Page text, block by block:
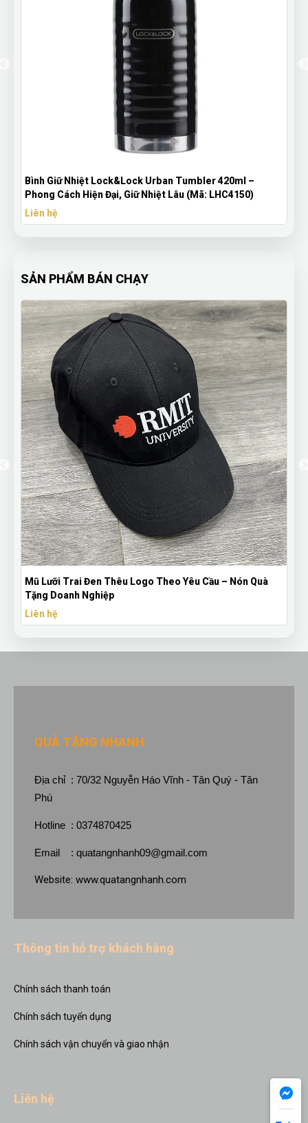
Bình Giữ Nhiệt Lock&Lock Urban Tumbler 420ml –
Phong Cách Hiện Đại, Giữ Nhiệt Lâu (Mã: LHC4150)
Liên hệ
SẢN PHẨM BÁN CHẠY
Mũ Lưỡi Trai Đen Thêu Logo Theo Yêu Cầu – Nón Quà
Tặng Doanh Nghiệp
Liên hệ
QUÀ TẶNG NHANH
Địa chỉ : 70/32 Nguyễn Háo Vĩnh - Tân Quý - Tân
Phú
Hotline : 0374870425
Email : quatangnhanh09@gmail.com
Website: www.quatangnhanh.com
Thông tin hỗ trợ khách hàng
Chính sách thanh toán
Chính sách tuyển dụng
Chính sách vận chuyển và giao nhận
Liên hệ